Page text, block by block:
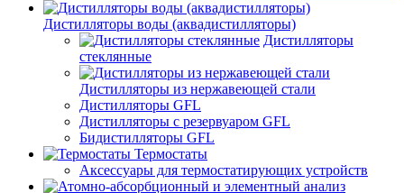
Дистилляторы воды (аквадистилляторы)
Дистилляторы
стеклянные
Дистилляторы из нержавеющей стали
Дистилляторы GFL
Дистилляторы с резервуаром GFL
Бидистилляторы GFL
Термостаты
Аксессуары для термостатирующих устройств